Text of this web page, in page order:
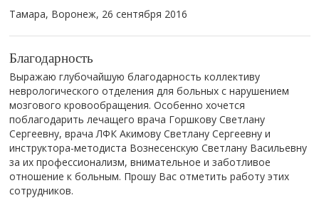
Тамара, Воронеж, 26 сентября 2016
Благодарность
Выражаю глубочайшую благодарность коллективу
неврологического отделения для больных с нарушением
мозгового кровообращения. Особенно хочется
поблагодарить лечащего врача Горшкову Светлану
Сергеевну, врача ЛФК Акимову Светлану Сергеевну и
инструктора-методиста Вознесенскую Светлану Васильевну
за их профессионализм, внимательное и заботливое
отношение к больным. Прошу Вас отметить работу этих
сотрудников.